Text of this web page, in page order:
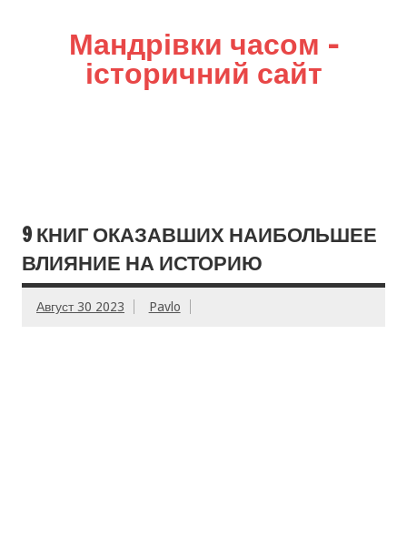
Мандрівки часом –
історичний сайт
9 КНИГ ОКАЗАВШИХ НАИБОЛЬШЕЕ
ВЛИЯНИЕ НА ИСТОРИЮ
Август 30 2023 Pavlo